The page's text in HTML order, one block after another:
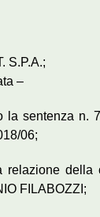
S.P.A.;
–
la sentenza n.
06;
relazione della
FILABOZZI;